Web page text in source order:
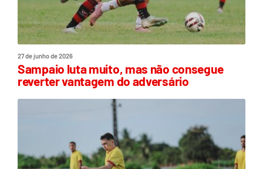
27 de junho de 2026
Sampaio luta muito, mas não consegue
reverter vantagem do adversário